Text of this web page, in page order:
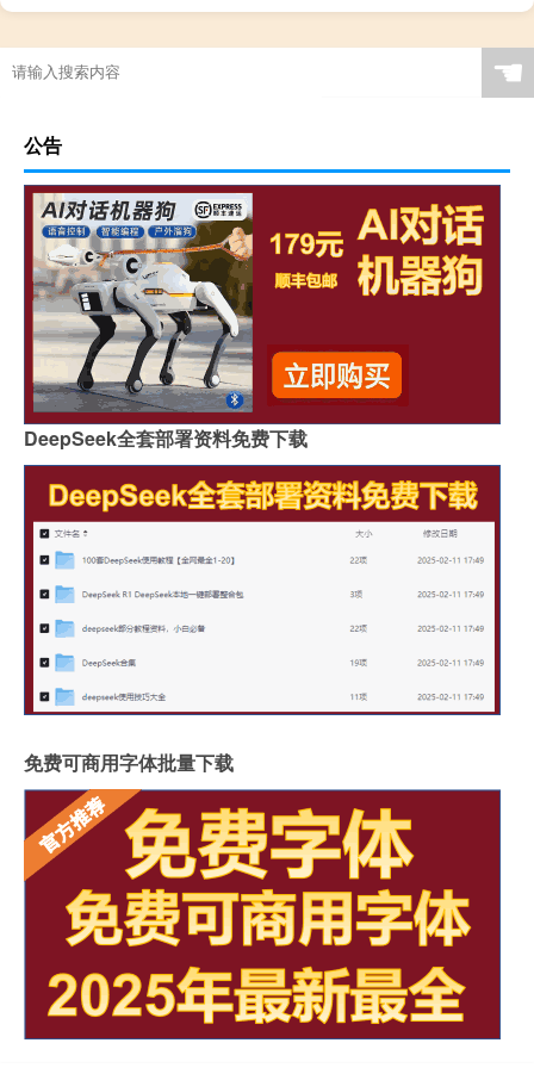
☚
公告
DeepSeek全套部署资料免费下载
免费可商用字体批量下载